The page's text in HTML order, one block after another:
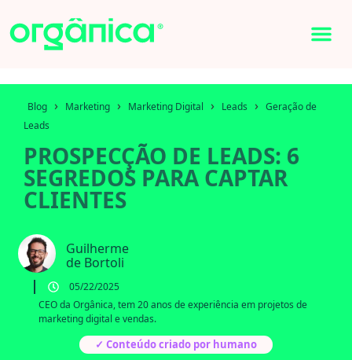
Blog › Marketing › Marketing Digital › Leads › Geração de
Leads
PROSPECÇÃO DE LEADS: 6
SEGREDOS PARA CAPTAR
CLIENTES
Guilherme
de Bortoli
05/22/2025
CEO da Orgânica, tem 20 anos de experiência em projetos de
marketing digital e vendas.
✓ Conteúdo criado por humano